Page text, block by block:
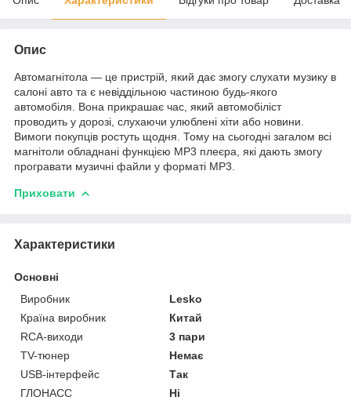
Опис
Автомагнітола — це пристрій, який дає змогу слухати музику в
салоні авто та є невіддільною частиною будь-якого
автомобіля. Вона прикрашає час, який автомобіліст
проводить у дорозі, слухаючи улюблені хіти або новини.
Вимоги покупців ростуть щодня. Тому на сьогодні загалом всі
магнітоли обладнані функцією MP3 плеєра, які дають змогу
програвати музичні файли у форматі MP3.
Приховати
Характеристики
Основні
Виробник
Lesko
Країна виробник
Китай
RCA-виходи
3 пари
TV-тюнер
Немає
USB-інтерфейс
Так
ГЛОНАСС
Ні